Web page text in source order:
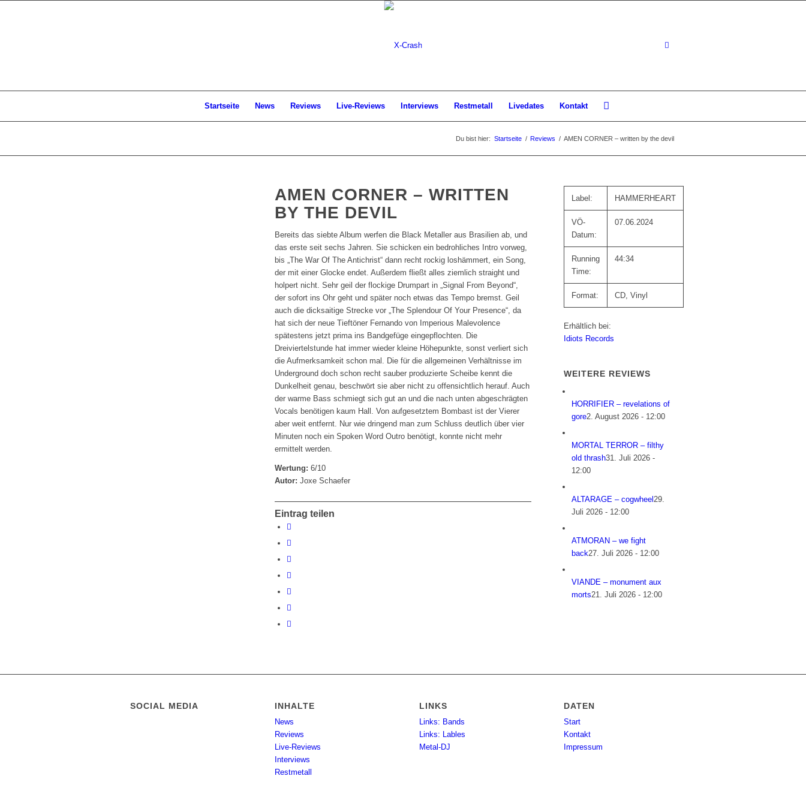
Startseite News Reviews Live-Reviews Interviews Restmetall Livedates Kontakt
Du bist hier: Startseite / Reviews / AMEN CORNER – written by the devil
AMEN CORNER – WRITTEN
BY THE DEVIL
Bereits das siebte Album werfen die Black Metaller aus Brasilien ab, und
das erste seit sechs Jahren. Sie schicken ein bedrohliches Intro vorweg,
bis „The War Of The Antichrist“ dann recht rockig loshämmert, ein Song,
der mit einer Glocke endet. Außerdem fließt alles ziemlich straight und
holpert nicht. Sehr geil der flockige Drumpart in „Signal From Beyond“,
der sofort ins Ohr geht und später noch etwas das Tempo bremst. Geil
auch die dicksaitige Strecke vor „The Splendour Of Your Presence“, da
hat sich der neue Tieftöner Fernando von Imperious Malevolence
spätestens jetzt prima ins Bandgefüge eingepflochten. Die
Dreiviertelstunde hat immer wieder kleine Höhepunkte, sonst verliert sich
die Aufmerksamkeit schon mal. Die für die allgemeinen Verhältnisse im
Underground doch schon recht sauber produzierte Scheibe kennt die
Dunkelheit genau, beschwört sie aber nicht zu offensichtlich herauf. Auch
der warme Bass schmiegt sich gut an und die nach unten abgeschrägten
Vocals benötigen kaum Hall. Von aufgesetztem Bombast ist der Vierer
aber weit entfernt. Nur wie dringend man zum Schluss deutlich über vier
Minuten noch ein Spoken Word Outro benötigt, konnte nicht mehr
ermittelt werden.
Wertung: 6/10
Autor: Joxe Schaefer
Eintrag teilen
Label: HAMMERHEART
VÖ-
Datum:
07.06.2024
Running
Time:
44:34
Format: CD, Vinyl
Erhältlich bei:
Idiots Records
WEITERE REVIEWS
HORRIFIER – revelations of
gore2. August 2026 - 12:00
MORTAL TERROR – filthy
old thrash31. Juli 2026 -
12:00
ALTARAGE – cogwheel29.
Juli 2026 - 12:00
ATMORAN – we fight
back27. Juli 2026 - 12:00
VIANDE – monument aux
morts21. Juli 2026 - 12:00
SOCIAL MEDIA INHALTE
News
Reviews
Live-Reviews
Interviews
Restmetall
LINKS
Links: Bands
Links: Lables
Metal-DJ
DATEN
Start
Kontakt
Impressum